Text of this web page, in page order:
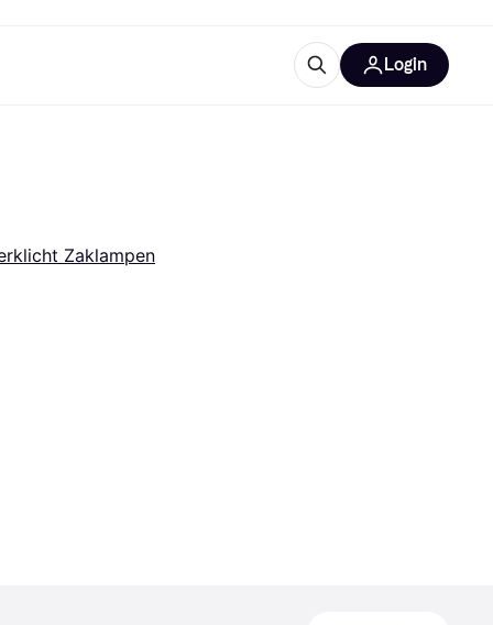
Login
Zaklampen